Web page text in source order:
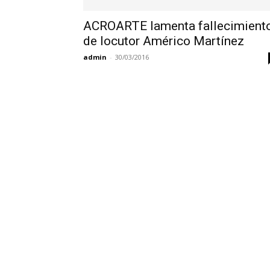
ACROARTE lamenta
de locutor Américo Martínez
admin - 30/03/2016